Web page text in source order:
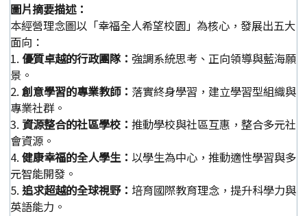
圖片摘要描述：
本經營理念圖以「幸福全人希望校園」為核心，發展出五大
面向：
1. 優質卓越的行政團隊： 強調系統思考、正向領導與藍海願
景。
2. 創意學習的專業教師： 落實終身學習，建立學習型組織與
專業社群。
3. 資源整合的社區學校： 推動學校與社區互惠，整合多元社
會資源。
4. 健康幸福的全人學生： 以學生為中心，推動適性學習與多
元智能開發。
5. 追求超越的全球視野： 培育國際教育理念，提升科學力與
英語能力。